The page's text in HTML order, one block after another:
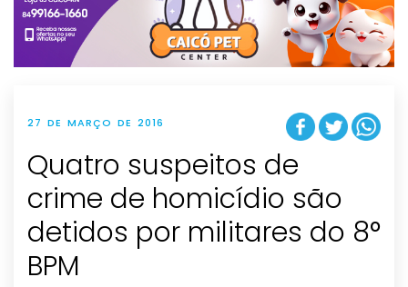
t
i
o
n
27 DE MARÇO DE 2016
Quatro suspeitos de
crime de homicídio são
detidos por militares do 8°
BPM